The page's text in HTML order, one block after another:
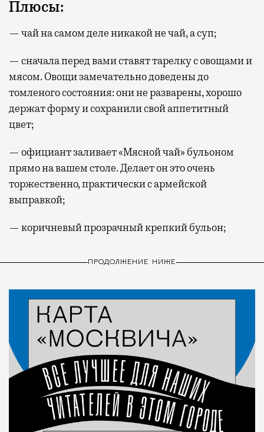
Плюсы:
— чай на самом деле никакой не чай, а суп;
— сначала перед вами ставят тарелку с овощами и
мясом. Овощи замечательно доведены до
томленого состояния: они не разварены, хорошо
держат форму и сохранили свой аппетитный
цвет;
— официант заливает «Мясной чай» бульоном
прямо на вашем столе. Делает он это очень
торжественно, практически с армейской
выправкой;
— коричневый прозрачный крепкий бульон;
ПРОДОЛЖЕНИЕ НИЖЕ